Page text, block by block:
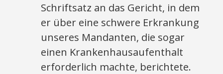
Schriftsatz an das Gericht, in dem
er über eine schwere Erkrankung
unseres Mandanten, die sogar
einen Krankenhausaufenthalt
erforderlich machte, berichtete.